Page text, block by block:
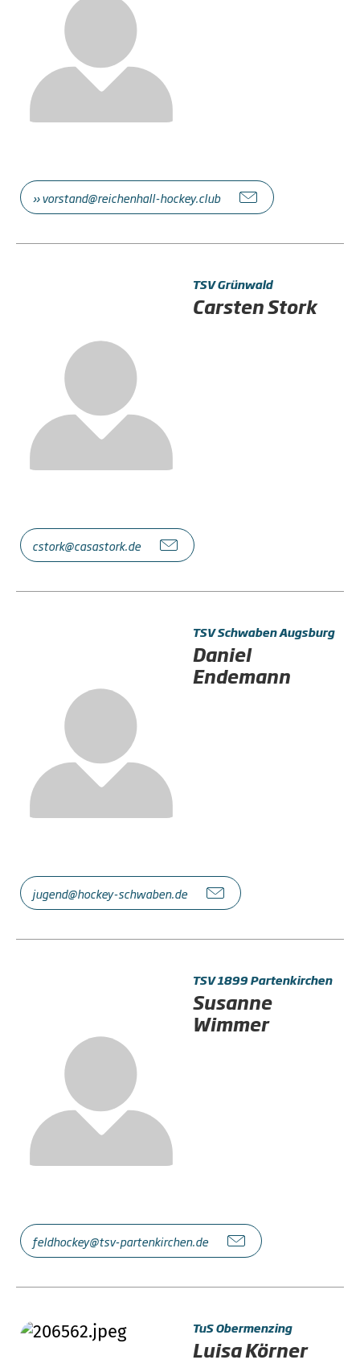
» vorstand@reichenhall-hockey.club
TSV Grünwald
Carsten Stork
cstork@casastork.de
TSV Schwaben Augsburg
Daniel
Endemann
jugend@hockey-schwaben.de
TSV 1899 Partenkirchen
Susanne
Wimmer
feldhockey@tsv-partenkirchen.de
TuS Obermenzing
Luisa Körner